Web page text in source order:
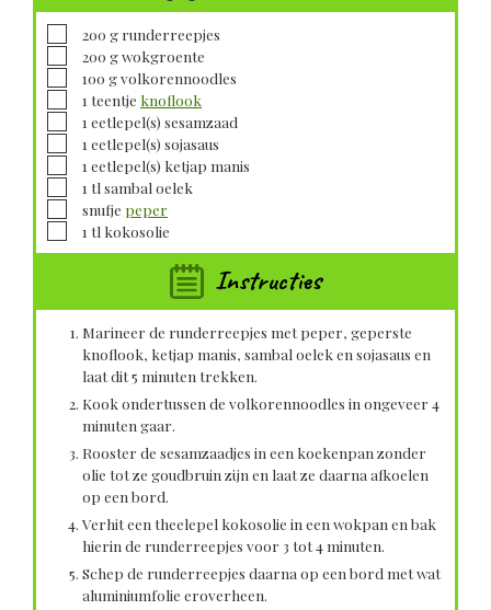
▢
200 g runderreepjes
▢
200 gwokgroente
▢
100 gvolkorennoodles
▢1 teentje knoflook
▢1 eetlepel(s) sesamzaad
▢1 eetlepel(s) sojasaus
▢1 eetlepel(s) ketjap manis
▢1 tl sambal oelek
▢
snufje peper
▢1 tl kokosolie
Instructies
Marineer de runderreepjes met peper, geperste
knoflook, ketjap manis, sambal oelek en sojasaus en
laat dit 5 minuten trekken.
Kook ondertussen de volkorennoodles in ongeveer 4
minuten gaar.
Rooster de sesamzaadjes in een koekenpan zonder
olie tot ze goudbruin zijn en laat ze daarna afkoelen
op een bord.
Verhit een theelepel kokosolie in een wokpan en bak
hierin de runderreepjes voor 3 tot 4 minuten.
Schep de runderreepjes daarna op een bord met wat
aluminiumfolie eroverheen.